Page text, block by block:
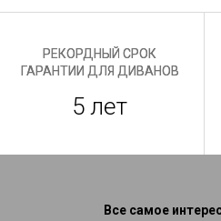
РЕКОРДНЫЙ СРОК
ГАРАНТИИ ДЛЯ ДИВАНОВ
5 лет
Все самое